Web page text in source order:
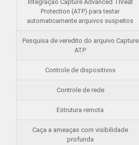
Integração Capture Advanced Threat
Protection (ATP) para testar
automaticamente arquivos suspeitos
Pesquisa de veredito do arquivo Capture
ATP
Controle de dispositivos
Controle de rede
Estrutura remota
Caça a ameaças com visibilidade
profunda